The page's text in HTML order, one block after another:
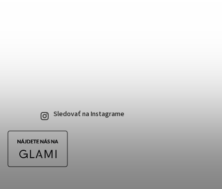
Sledovať na Instagrame